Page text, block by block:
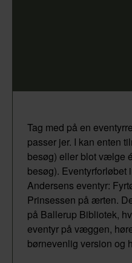
Tag med på en
passer jer. I kan enten
besøg) eller blot vælge
besøg). Eventyrforløbet
Andersens eventyr:
Prinsessen på ærten.
på Ballerup Bibliotek,
eventyr på væggen,
børnevenlig version og